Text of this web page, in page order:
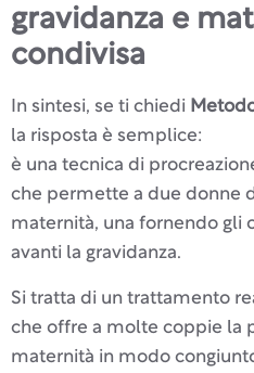
gravidanza e
condivisa
In sintesi, se ti chiedi
la risposta è semplice:
è una tecnica di
che permette a due donne
maternità, una fornendo gli
avanti la gravidanza.
Si tratta di un trattamento
che offre a molte coppie la
maternità in modo